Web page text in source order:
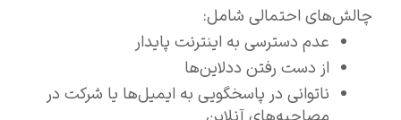
چالش‌های احتمالی شامل:
عدم دسترسی به اینترنت پایدار
از دست رفتن ددلاین‌ها
ناتوانی در پاسخگویی به ایمیل‌ها یا شرکت در